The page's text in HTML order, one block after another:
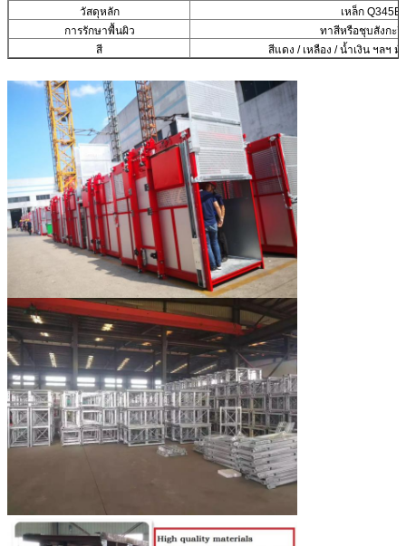
วัสดุหลัก
เหล็ก Q345B
การรักษาพื้นผิว
ทาสีหรือชุบสังกะสี
สี
สีแดง / เหลือง / น้ำเงิน ฯลฯ